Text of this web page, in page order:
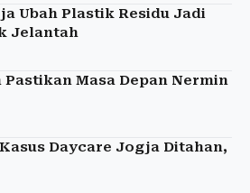
Ubah Plastik Residu Jadi
Jelantah
Masa Depan Nermin
Daycare Jogja Ditahan,